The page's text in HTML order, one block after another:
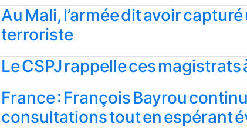
Au Mali, l’armée dit avoir
terroriste
Le CSPJ rappelle ces magistrats
France : François Bayrou
consultations tout en espérant